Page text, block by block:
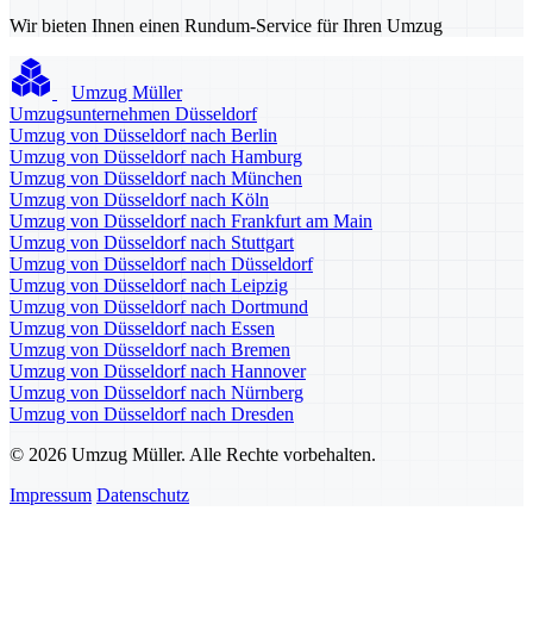
Wir bieten Ihnen einen Rundum-Service für Ihren Umzug
Umzug Müller
Umzugsunternehmen Düsseldorf
Umzug von Düsseldorf nach Berlin
Umzug von Düsseldorf nach Hamburg
Umzug von Düsseldorf nach München
Umzug von Düsseldorf nach Köln
Umzug von Düsseldorf nach Frankfurt am Main
Umzug von Düsseldorf nach Stuttgart
Umzug von Düsseldorf nach Düsseldorf
Umzug von Düsseldorf nach Leipzig
Umzug von Düsseldorf nach Dortmund
Umzug von Düsseldorf nach Essen
Umzug von Düsseldorf nach Bremen
Umzug von Düsseldorf nach Hannover
Umzug von Düsseldorf nach Nürnberg
Umzug von Düsseldorf nach Dresden
© 2026 Umzug Müller. Alle Rechte vorbehalten.
Impressum Datenschutz